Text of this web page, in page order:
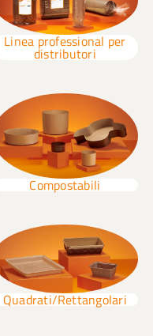
Linea professional per
distributori
Compostabili
Quadrati/Rettangolari